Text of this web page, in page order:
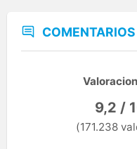
COMENTARIOS
9,2 /
(171.238